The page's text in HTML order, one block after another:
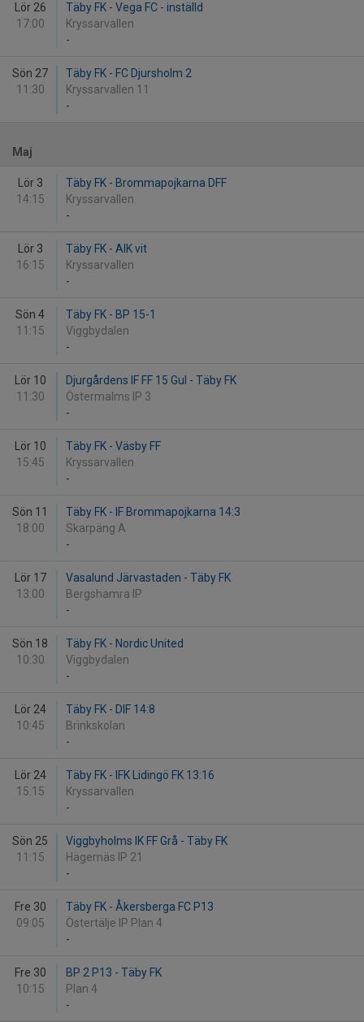
Lör 26
17:00
Täby FK - Vega FC - inställd
Kryssarvallen
-
Sön 27
11:30
Täby FK - FC Djursholm 2
Kryssarvallen 11
-
Maj
Lör 3
14:15
Täby FK - Brommapojkarna DFF
Kryssarvallen
-
Lör 3
16:15
Täby FK - AIK vit
Kryssarvallen
-
Sön 4
11:15
Täby FK - BP 15-1
Viggbydalen
-
Lör 10
11:30
Djurgårdens IF FF 15 Gul - Täby FK
Östermalms IP 3
-
Lör 10
15:45
Täby FK - Väsby FF
Kryssarvallen
-
Sön 11
18:00
Täby FK - IF Brommapojkarna 14:3
Skarpäng A
-
Lör 17
13:00
Vasalund Järvastaden - Täby FK
Bergshamra IP
-
Sön 18
10:30
Täby FK - Nordic United
Viggbydalen
-
Lör 24
10:45
Täby FK - DIF 14:8
Brinkskolan
-
Lör 24
15:15
Täby FK - IFK Lidingö FK 13:16
Kryssarvallen
-
Sön 25
11:15
Viggbyholms IK FF Grå - Täby FK
Hägernäs IP 21
-
Fre 30
09:05
Täby FK - Åkersberga FC P13
Östertälje IP Plan 4
-
Fre 30
10:15
BP 2 P13 - Täby FK
Plan 4
-